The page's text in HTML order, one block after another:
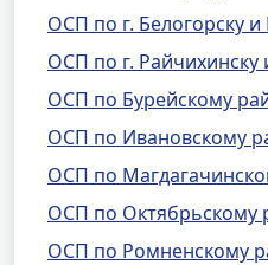
ОСП по г. Белогорску
ОСП по г. Райчихинску
ОСП по Бурейскому
ОСП по Ивановскому
ОСП по
ОСП по Октябрьскому
ОСП по Ромненскому